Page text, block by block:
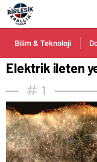
Bilim & Teknoloji
Elektrik ileten
1